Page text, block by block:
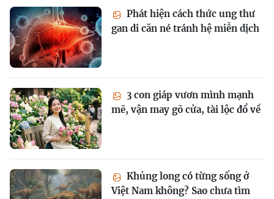
Phát hiện cách thức ung thư
gan di căn né tránh hệ miễn dịch
3 con giáp vươn mình mạnh
mẽ, vận may gõ cửa, tài lộc đổ về
Khủng long có từng sống ở
Việt Nam không? Sao chưa tìm